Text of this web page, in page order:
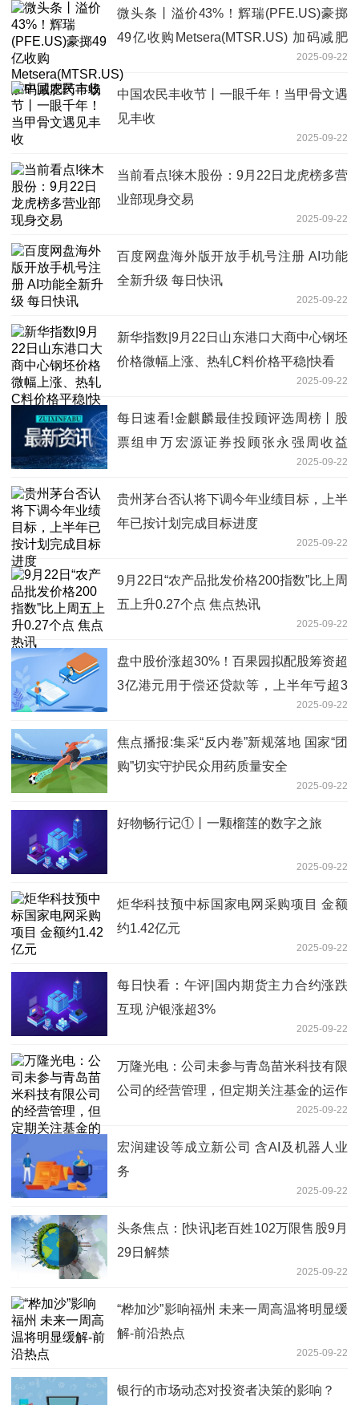
微头条丨溢价43%！辉瑞(PFE.US)豪掷
49亿收购Metsera(MTSR.US) 加码减肥
2025-09-22
中国农民丰收节丨一眼千年！当甲骨文遇
见丰收
2025-09-22
当前看点!徕木股份：9月22日龙虎榜多营
业部现身交易
2025-09-22
百度网盘海外版开放手机号注册 AI功能
全新升级 每日快讯
2025-09-22
新华指数|9月22日山东港口大商中心钢坯
价格微幅上涨、热轧C料价格平稳|快看
2025-09-22
每日速看!金麒麟最佳投顾评选周榜丨股
票组申万宏源证券投顾张永强周收益
2025-09-22
贵州茅台否认将下调今年业绩目标，上半
年已按计划完成目标进度
2025-09-22
9月22日“农产品批发价格200指数”比上周
五上升0.27个点 焦点热讯
2025-09-22
盘中股价涨超30%！百果园拟配股筹资超
3亿港元用于偿还贷款等，上半年亏超3
2025-09-22
焦点播报:集采“反内卷”新规落地 国家“团
购”切实守护民众用药质量安全
2025-09-22
好物畅行记①丨一颗榴莲的数字之旅
2025-09-22
炬华科技预中标国家电网采购项目 金额
约1.42亿元
2025-09-22
每日快看：午评|国内期货主力合约涨跌
互现 沪银涨超3%
2025-09-22
万隆光电：公司未参与青岛苗米科技有限
公司的经营管理，但定期关注基金的运作
2025-09-22
宏润建设等成立新公司 含AI及机器人业
务
2025-09-22
头条焦点：[快讯]老百姓102万限售股9月
29日解禁
2025-09-22
“桦加沙”影响福州 未来一周高温将明显缓
解-前沿热点
2025-09-22
银行的市场动态对投资者决策的影响？